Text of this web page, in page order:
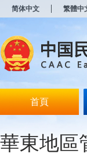
简体中文 繁體中
首頁
華東地區
开
无
障
说
明
Alt
加